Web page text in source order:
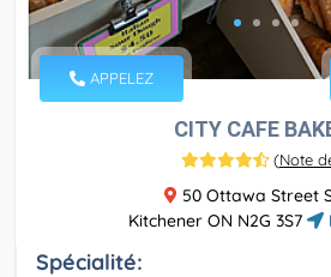
APPELEZ
CITY CAFE
(Note
50 Ottawa Street
Kitchener ON N2G 3S7
Spécialité: